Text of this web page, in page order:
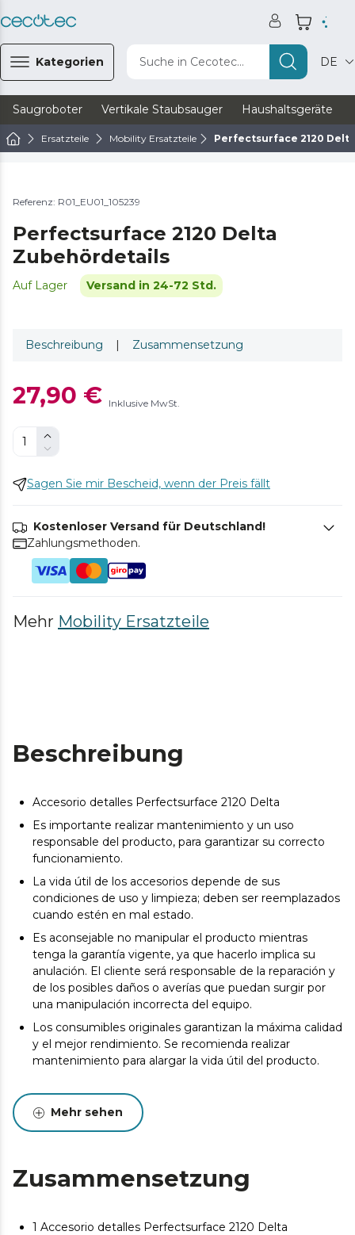
Kategorien Suche in Cecotec... DE
Saugroboter Vertikale Staubsauger Haushaltsgeräte
Ersatzteile Mobility Ersatzteile Perfectsurface 2120
Referenz: R01_EU01_105239
Perfectsurface 2120 Delta
Zubehördetails
Auf Lager Versand in 24-72 Std.
Beschreibung | Zusammensetzung
27,90 € Inklusive MwSt.
Sagen Sie mir Bescheid, wenn der Preis fällt
Kostenloser Versand für Deutschland!
Zahlungsmethoden.
Mehr Mobility Ersatzteile
Beschreibung
Accesorio detalles Perfectsurface 2120 Delta
Es importante realizar mantenimiento y un uso
responsable del producto, para garantizar su correcto
funcionamiento.
La vida útil de los accesorios depende de sus
condiciones de uso y limpieza; deben ser reemplazados
cuando estén en mal estado.
Es aconsejable no manipular el producto mientras
tenga la garantía vigente, ya que hacerlo implica su
anulación. El cliente será responsable de la reparación y
de los posibles daños o averías que puedan surgir por
una manipulación incorrecta del equipo.
Los consumibles originales garantizan la máxima calidad
y el mejor rendimiento. Se recomienda realizar
mantenimiento para alargar la vida útil del producto.
Mehr sehen
Zusammensetzung
1 Accesorio detalles Perfectsurface 2120 Delta